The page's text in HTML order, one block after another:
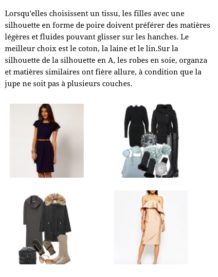
Lorsqu'elles choisissent un tissu, les filles avec une
silhouette en forme de poire doivent préférer des matières
légères et fluides pouvant glisser sur les hanches. Le
meilleur choix est le coton, la laine et le lin.Sur la
silhouette de la silhouette en A, les robes en soie, organza
et matières similaires ont fière allure, à condition que la
jupe ne soit pas à plusieurs couches.